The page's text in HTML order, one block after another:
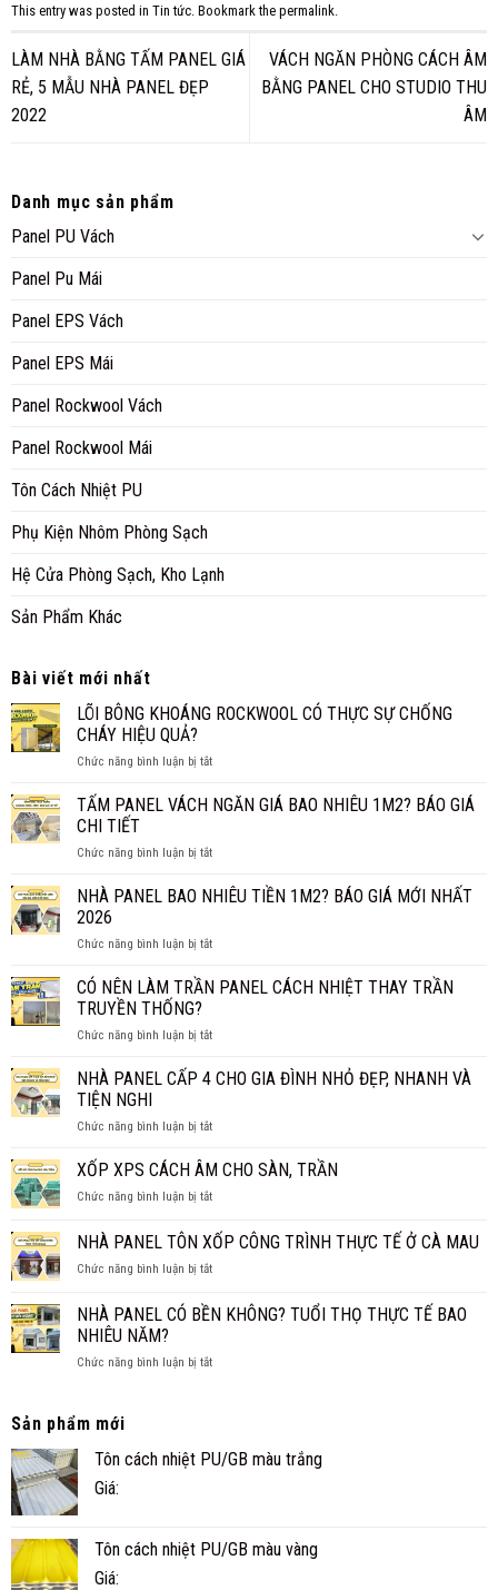
This entry was posted in Tin tức . Bookmark the permalink
LÀM NHÀ BẰNG TẤM PANEL GIÁ
RẺ, 5 MẪU NHÀ PANEL ĐẸP
2022
VÁCH NGĂN PHÒNG CÁCH ÂM
BẰNG PANEL CHO STUDIO THU
ÂM
Danh mục sản phẩm
Panel PU Vách
Panel Pu Mái
Panel EPS Vách
Panel EPS Mái
Panel Rockwool Vách
Panel Rockwool Mái
Tôn Cách Nhiệt PU
Phụ Kiện Nhôm Phòng Sạch
Hệ Cửa Phòng Sạch, Kho Lạnh
Sản Phẩm Khác
Bài viết mới nhất
LÕI BÔNG KHOÁNG ROCKWOOL CÓ THỰC SỰ CHỐNG
CHÁY HIỆU QUẢ?
Chức năng bình luận bị tắtở
BÔNG
CÓ
SỰ
HIỆU
TẤM PANEL VÁCH NGĂN GIÁ BAO NHIÊU 1M2? BÁO GIÁ
CHI TIẾT
Chức năng bình luận bị tắtở
PANEL
GIÁ
NHIÊU
GIÁ
TIẾT
NHÀ PANEL BAO NHIÊU TIỀN 1M2? BÁO GIÁ MỚI NHẤT
2026
Chức năng bình luận bị tắtở
PANEL
TIỀN
BÁO
NHẤT
CÓ NÊN LÀM TRẦN PANEL CÁCH NHIỆT THAY TRẦN
TRUYỀN THỐNG?
Chức năng bình luận bị tắtở
NÊN
PANEL
NHIỆT
TRẦN
THỐNG?
NHÀ PANEL CẤP 4 CHO GIA ĐÌNH NHỎ ĐẸP, NHANH VÀ
TIỆN NGHI
Chức năng bình luận bị tắtở
PANEL
4
GIA
NHỎ
NHANH
NGHI
XỐP XPS CÁCH ÂM CHO SÀN, TRẦN
Chức năng bình luận bị tắtở
XPS
CÁCH
ÂM
SÀN,
NHÀ PANEL TÔN XỐP CÔNG TRÌNH THỰC TẾ Ở CÀ MAU
Chức năng bình luận bị tắtở
PANEL
TÔN
CÔNG
CÀ
NHÀ PANEL CÓ BỀN KHÔNG? TUỔI THỌ THỰC TẾ BAO
NHIÊU NĂM?
Chức năng bình luận bị tắtở
KHÔNG?
BAO
Sản phẩm mới
Tôn cách nhiệt PU/GB màu trắng
Giá:
Tôn cách nhiệt PU/GB màu vàng
Giá: